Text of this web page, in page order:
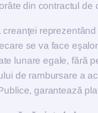
din contractul de
creanţei
se va face
lunare egale, fără
de rambursare a
garantează